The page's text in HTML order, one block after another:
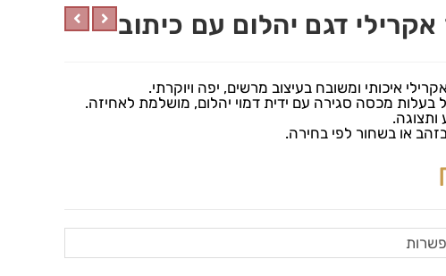
דגם יהלום עם כיתוב
איכותי ומשובח בעיצוב מרשים, יפה ויוקרתי.
ותצוגה.
בזהב או בשחור לפי בחירה.